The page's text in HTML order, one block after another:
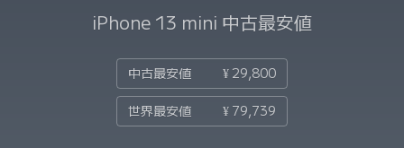
iPhone 13 mini 中古最安値
中古最安値 ¥ 29,800
世界最安値 ¥ 79,739